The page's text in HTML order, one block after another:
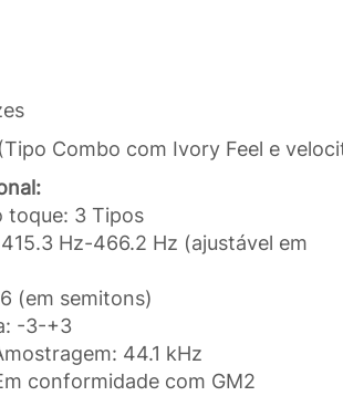
Combo com Ivory Feel e
toque: 3 Tipos
Hz-466.2 Hz (ajustável em
(em semitons)
-3-+3
44.1 kHz
conformidade com GM2